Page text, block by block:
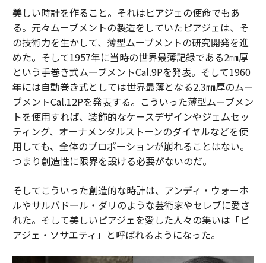
美しい時計を作ること。それはピアジェの使命でもあ
る。元々ムーブメントの製造をしていたピアジェは、そ
の技術力を生かして、薄型ムーブメントの研究開発を進
めた。そして1957年に当時の世界最薄記録である2㎜厚
という手巻き式ムーブメントCal.9Pを発表。そして1960
年には自動巻き式としては世界最薄となる2.3㎜厚のムー
ブメントCal.12Pを発表する。こういった薄型ムーブメン
トを使用すれば、装飾的なケースデザインやジェムセッ
ティング、オーナメンタルストーンのダイヤルなどを使
用しても、全体のプロポーションが崩れることはない。
つまり創造性に限界を設ける必要がないのだ。
そしてこういった創造的な時計は、アンディ・ウォーホ
ルやサルバドール・ダリのような芸術家やセレブに愛さ
れた。そして美しいピアジェを愛した人々の集いは「ピ
アジェ・ソサエティ」と呼ばれるようになった。